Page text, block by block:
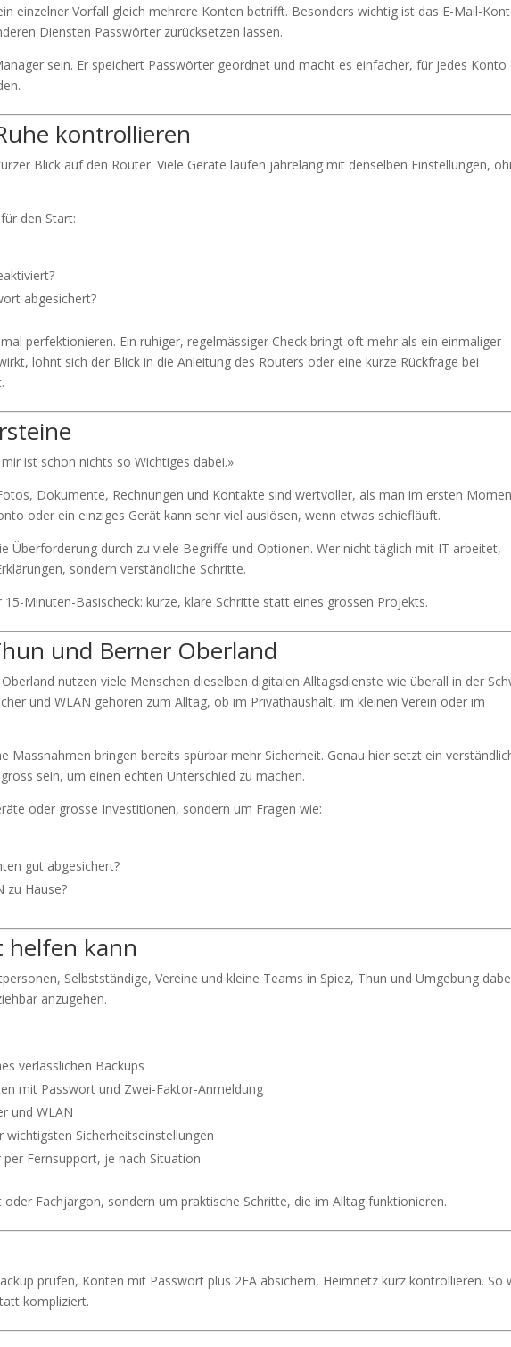
einzelner Vorfall gleich mehrere Konten betrifft. Besonders wichtig ist das E-Mail-
Diensten Passwörter zurücksetzen lassen.
sein. Er speichert Passwörter geordnet und macht es einfacher, für jedes Konto
kontrollieren
Blick auf den Router. Viele Geräte laufen jahrelang mit denselben Einstellungen,
den Start:
abgesichert?
perfektionieren. Ein ruhiger, regelmässiger Check bringt oft mehr als ein einmaliger
lohnt sich der Blick in die Anleitung des Routers oder eine kurze Rückfrage bei
ist schon nichts so Wichtiges dabei.»
Dokumente, Rechnungen und Kontakte sind wertvoller, als man im ersten
oder ein einziges Gerät kann sehr viel auslösen, wenn etwas schiefläuft.
Überforderung durch zu viele Begriffe und Optionen. Wer nicht täglich mit IT arbeitet,
sondern verständliche Schritte.
Minuten-Basischeck: kurze, klare Schritte statt eines grossen Projekts.
und Berner Oberland
nutzen viele Menschen dieselben digitalen Alltagsdienste wie überall in der
und WLAN gehören zum Alltag, ob im Privathaushalt, im kleinen Verein oder im
Massnahmen bringen bereits spürbar mehr Sicherheit. Genau hier setzt ein
sein, um einen echten Unterschied zu machen.
oder grosse Investitionen, sondern um Fragen wie:
gut abgesichert?
zu Hause?
helfen kann
Selbstständige, Vereine und kleine Teams in Spiez, Thun und Umgebung
anzugehen.
verlässlichen Backups
mit Passwort und Zwei-Faktor-Anmeldung
und WLAN
wichtigsten Sicherheitseinstellungen
Fernsupport, je nach Situation
Fachjargon, sondern um praktische Schritte, die im Alltag funktionieren.
prüfen, Konten mit Passwort plus 2FA absichern, Heimnetz kurz kontrollieren. So
kompliziert.